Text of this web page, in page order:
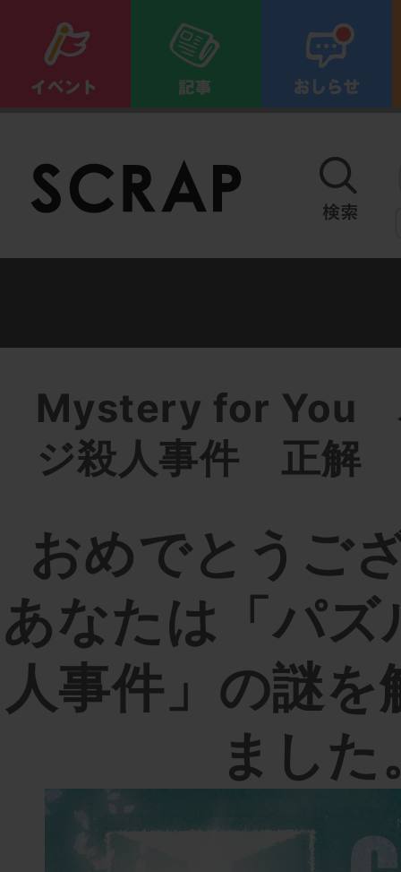
Mystery for You
ジ殺人事件 正解
おめでとうご
あなたは「パズ
人事件」の謎
ました